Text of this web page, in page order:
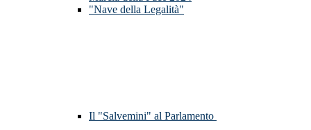
"Nave della Legalità"
Il "Salvemini" al Parlamento